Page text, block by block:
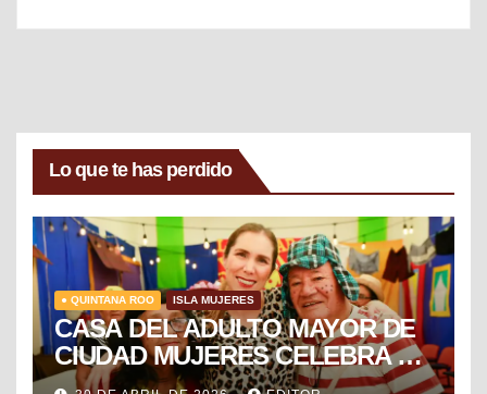
Lo que te has perdido
● QUINTANA ROO ISLA MUJERES
CASA DEL ADULTO MAYOR DE
CIUDAD MUJERES CELEBRA EL
DÍA DEL NIÑO Y LA NIÑA CON